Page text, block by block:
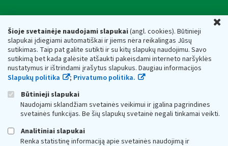
Šioje svetainėje naudojami slapukai(angl. cookies). Būtinieji
slapukai įdiegiami automatiškai ir jiems nėra reikalingas Jūsų
sutikimas. Taip pat galite sutikti ir su kitų slapukų naudojimu. Savo
sutikimą bet kada galėsite atšaukti pakeisdami interneto naršyklės
nustatymus ir ištrindami įrašytus slapukus. Daugiau informacijos
Slapukų politika
; Privatumo politika.
Būtinieji slapukai
Naudojami sklandžiam svetainės veikimui ir įgalina pagrindines
svetainės funkcijas. Be šių slapukų svetainė negali tinkamai veikti.
Analitiniai slapukai
Renka statistinę informaciją apie svetainės naudojimą ir
Respublikos finansų ministerijos
Biudžetinė įstaiga. Juridinio asmens kodas — 188659752,
adresas: Vasario 16-osios g. 14, 01107 Vilnius, Lietuva, el.paštas:
vmi@vmi.lt, E. pristatymo dėžutės adresas 188659752
Duomenys apie Valstybinę mokesčių inspekciją prie Lietuvos
Respublikos finansų ministerijos kaupiami ir saugomi Juridinių